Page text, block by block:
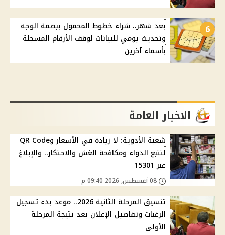
6
بعد شهر.. شراء خطوط المحمول ببصمة الوجه
وتحديث يومي للبيانات لوقف الأرقام المسجلة
بأسماء آخرين
الاخبار العامة
شعبة الأدوية: لا زيادة في الأسعار وQR Code
لتتبع الدواء ومكافحة الغش والاحتكار.. والإبلاغ
عبر 15301
تنسيق المرحلة الثانية 2026.. موعد بدء تسجيل
الرغبات وتفاصيل الإعلان بعد نتيجة المرحلة
الأولى